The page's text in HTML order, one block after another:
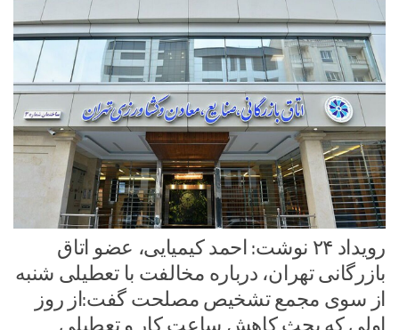
رویداد ۲۴ نوشت: احمد کیمیایی، عضو اتاق
بازرگانی تهران، درباره مخالفت با تعطیلی شنبه
از سوی مجمع تشخیص مصلحت گفت:از روز
اولی که بحث کاهش ساعت کار و تعطیلی